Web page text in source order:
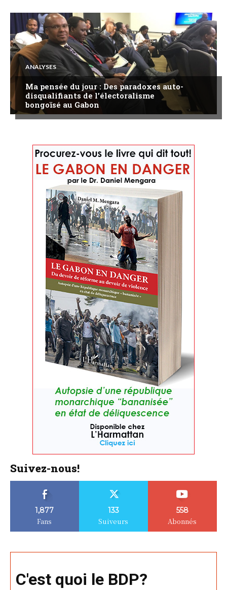
ANALYSES
Ma pensée du jour : Des paradoxes auto-
disqualifiants de l’électoralisme
bongoïsé au Gabon
Suivez-nous!
1,877
Fans
133
Suiveurs
558
Abonnés
C'est quoi le BDP?